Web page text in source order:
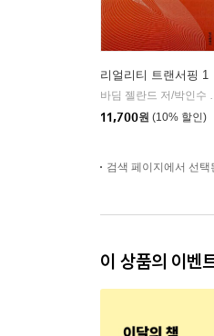
리얼리티 트랜서핑 1
바딤
11,700원 (10% 할인)
검색 페이지에서 선
이 상품의 이벤